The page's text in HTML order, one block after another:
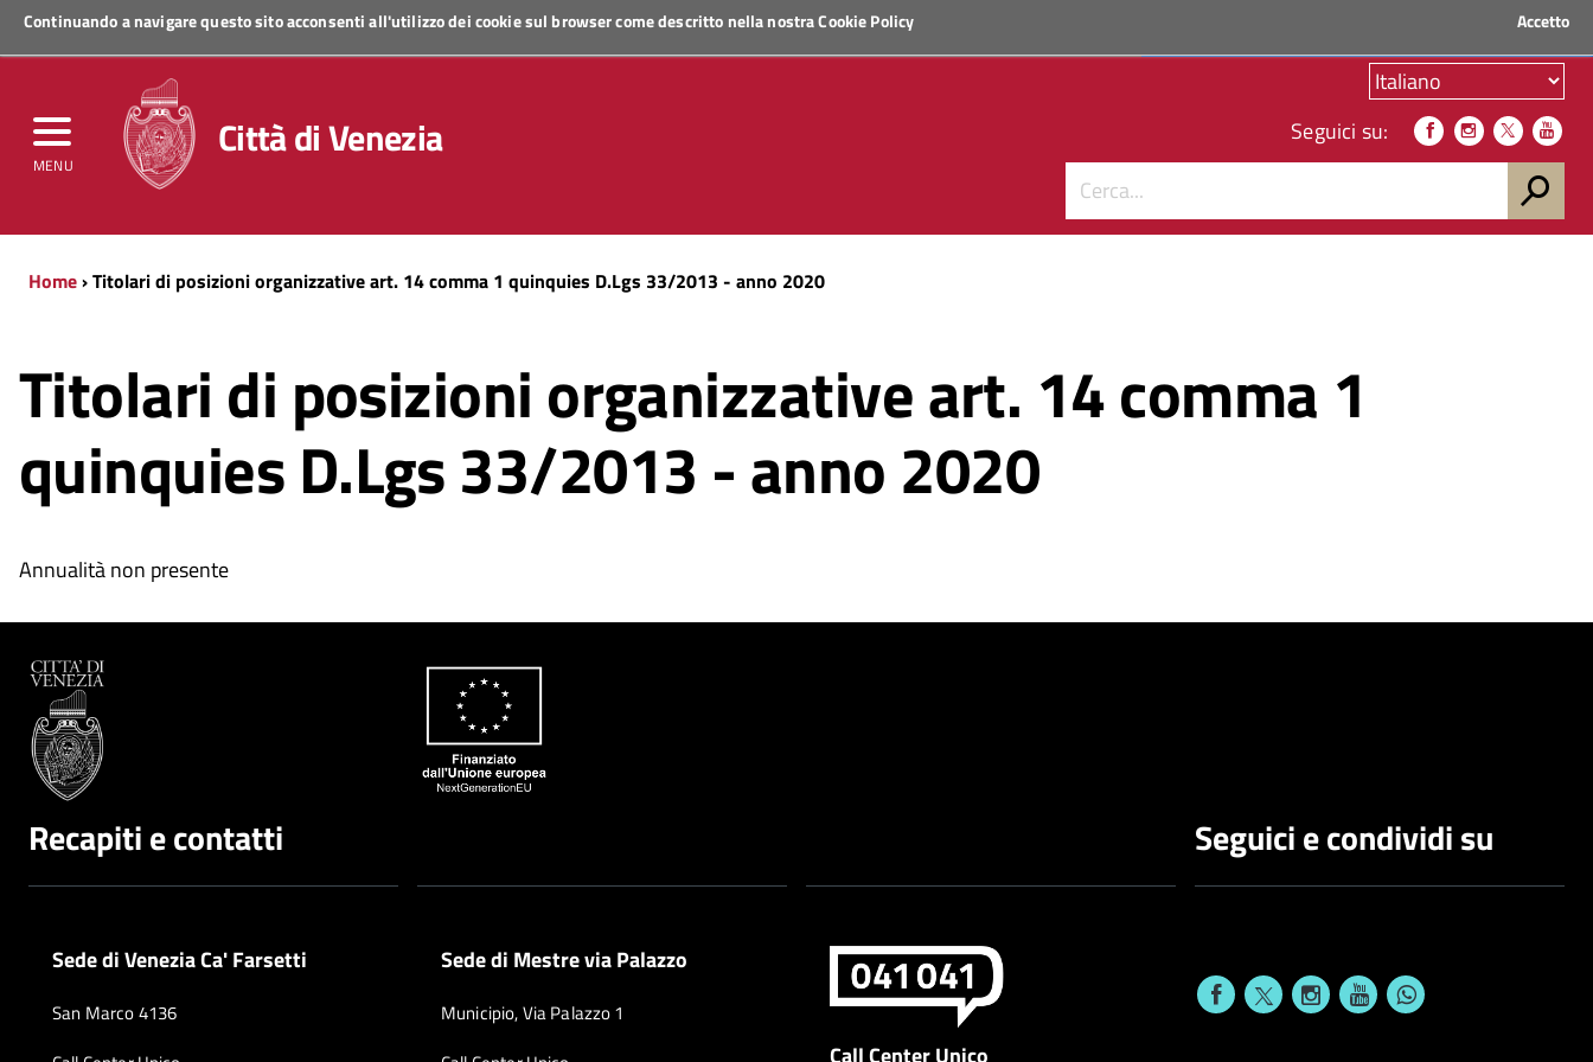
Continuando a navigare questo sito acconsenti all'utilizzo dei cookie sul browser come descritto nella nostraCookie Policy Accetto
MENU
Regione Veneto
Città di Venezia Seguici su:
Home› Titolari di posizioni organizzative art. 14 comma 1 quinquies D.Lgs 33/2013 - anno 2020
Titolari di posizioni organizzative art. 14 comma 1
quinquies D.Lgs 33/2013 - anno 2020
Annualità non presente
Recapiti e contatti
Sede di Venezia Ca' Farsetti
San Marco 4136
Sede di Mestre via Palazzo
Municipio, Via Palazzo 1
Seguici e condividi su